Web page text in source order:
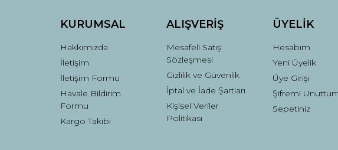
Bu ürüne benzer farklı alternatifler olmalı.
KURUMSAL
Hakkımızda
İletişim
İletişim Formu
Havale Bildirim
Formu
Kargo Takibi
ALIŞVERİŞ
Mesafeli Satış
Sözleşmesi
Gizlilik ve Güvenlik
İptal ve İade Şartları
Kişisel Veriler
Politikası
ÜYELİK
Hesabım
Yeni Üyelik
Üye Girişi
Şifremi
Sepetiniz